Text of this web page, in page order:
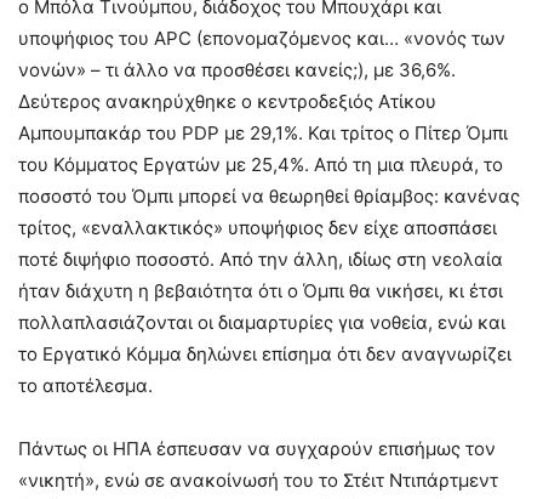
ο Μπόλα Τινούμπου, διάδοχος του Μπουχάρι και
υποψήφιος του APC (επονομαζόμενος και… «νονός των
νονών» – τι άλλο να προσθέσει κανείς;), με 36,6%.
Δεύτερος ανακηρύχθηκε ο κεντροδεξιός Ατίκου
Αμπουμπακάρ του PDP με 29,1%. Και τρίτος ο Πίτερ Όμπι
του Κόμματος Εργατών με 25,4%. Από τη μια πλευρά, το
ποσοστό του Όμπι μπορεί να θεωρηθεί θρίαμβος: κανένας
τρίτος, «εναλλακτικός» υποψήφιος δεν είχε αποσπάσει
ποτέ διψήφιο ποσοστό. Από την άλλη, ιδίως στη νεολαία
ήταν διάχυτη η βεβαιότητα ότι ο Όμπι θα νικήσει, κι έτσι
πολλαπλασιάζονται οι διαμαρτυρίες για νοθεία, ενώ και
το Εργατικό Κόμμα δηλώνει επίσημα ότι δεν αναγνωρίζει
το αποτέλεσμα.
Πάντως οι ΗΠΑ έσπευσαν να συγχαρούν επισήμως τον
«νικητή», ενώ σε ανακοίνωσή του το Στέιτ Ντιπάρτμεντ